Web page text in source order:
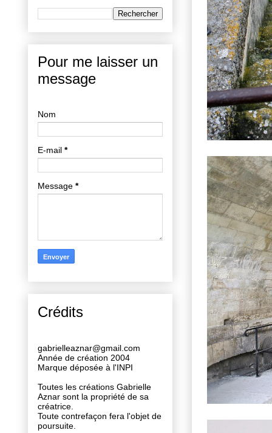
Pour me laisser un
message
Nom
E-mail *
Message *
Crédits
gabrielleaznar@gmail.com
Année de création 2004
Marque déposée à l'INPI
Toutes les créations Gabrielle
Aznar sont la propriété de sa
créatrice.
Toute contrefaçon fera l'objet de
poursuite.